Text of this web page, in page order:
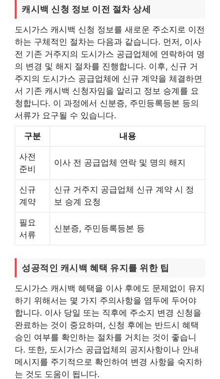
캐시백 신청 정보 이전 절차 상세
도시가스 캐시백 신청 정보를 새로운 주소지로 이전
하는 구체적인 절차는 다음과 같습니다. 먼저, 이사
전 기존 거주지의 도시가스 공급업체에 연락하여 명
의 변경 및 해지 절차를 진행합니다. 이후, 신규 거
주지의 도시가스 공급업체에 신규 계약을 체결하면
서 기존 캐시백 신청자임을 알리고 정보 승계를 요
청합니다. 이 과정에서 신분증, 주민등록등본 등의
서류가 요구될 수 있습니다.
구분 내용
사전
준비
이사 전 공급업체 연락 및 명의 해지
신규
계약
신규 거주지 공급업체 신규 계약 시 정
보 승계 요청
필요
서류
신분증, 주민등록등본 등
성공적인 캐시백 혜택 유지를 위한 팁
도시가스 캐시백 혜택을 이사 후에도 문제없이 유지
하기 위해서는 몇 가지 주의사항을 염두에 두어야
합니다. 이사 당일 또는 직후에 주소지 변경 신청을
완료하는 것이 중요하며, 신청 후에는 반드시 혜택
승인 여부를 확인하는 절차를 거치는 것이 좋습니
다. 또한, 도시가스 공급업체의 공지사항이나 안내
메시지를 주기적으로 확인하여 변경 사항을 숙지하
는 것도 도움이 됩니다.